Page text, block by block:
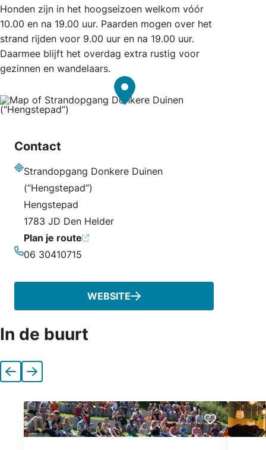
Honden zijn in het hoogseizoen welkom vóór
10.00 en na 19.00 uur. Paarden mogen over het
strand rijden voor 9.00 uur en na 19.00 uur.
Daarmee blijft het overdag extra rustig voor
gezinnen en wandelaars.
Contact
Strandopgang Donkere Duinen
(“Hengstepad”)
Hengstepad
1783 JD Den Helder
Plan je route
06 30410715
WEBSITE
In de buurt
VorigeVolgende